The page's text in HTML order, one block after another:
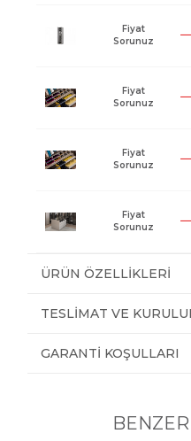
Fiyat
Sorunuz
Fiyat
Sorunuz
Fiyat
Sorunuz
Fiyat
Sorunuz
ÜRÜN ÖZELLIKLERI
TESLIMAT VE
GARANTI KOŞULLARI